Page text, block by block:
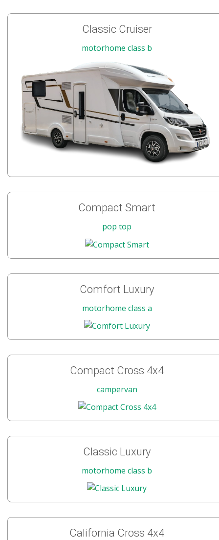
Classic Cruiser
motorhome class b
Compact Smart
pop top
Comfort Luxury
motorhome class a
Compact Cross 4x4
campervan
Classic Luxury
motorhome class b
California Cross 4x4